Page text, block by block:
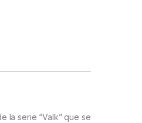
la serie “Valk” que se